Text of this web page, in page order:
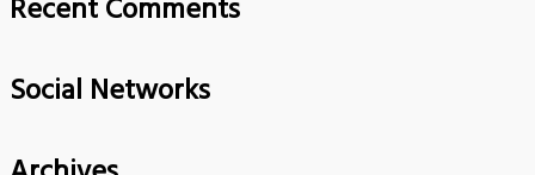
Recent Comments
Social Networks